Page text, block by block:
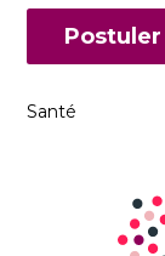
Postuler
Santé